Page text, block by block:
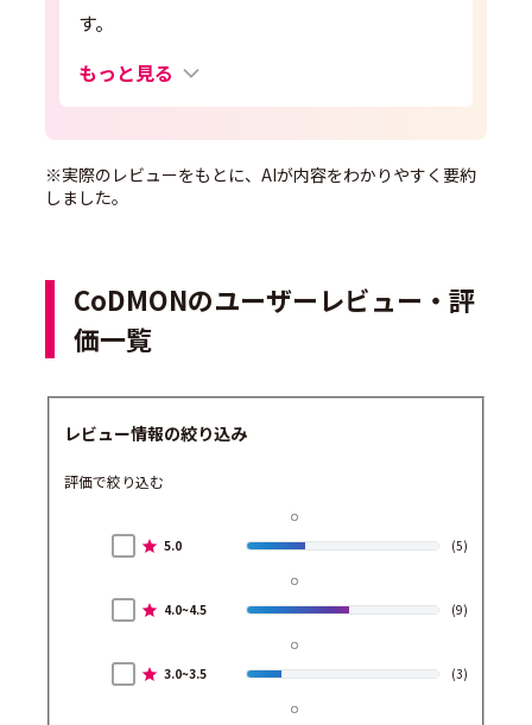
す。
もっと見る
※実際のレビューをもとに、AIが内容をわかりやすく要約
しました。
CoDMONのユーザーレビュー・評
価一覧
レビュー情報の絞り込み
評価で絞り込む
5.0 (5)
4.0~4.5 (9)
3.0~3.5 (3)